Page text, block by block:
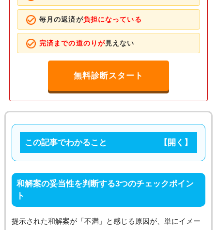
毎月の返済が負担になっている
完済までの道のりが見えない
無料診断スタート
この記事でわかること
和解案の妥当性を判断する3つのチェックポイン
ト
提示された和解案が「不満」と感じる原因が、単にイメー